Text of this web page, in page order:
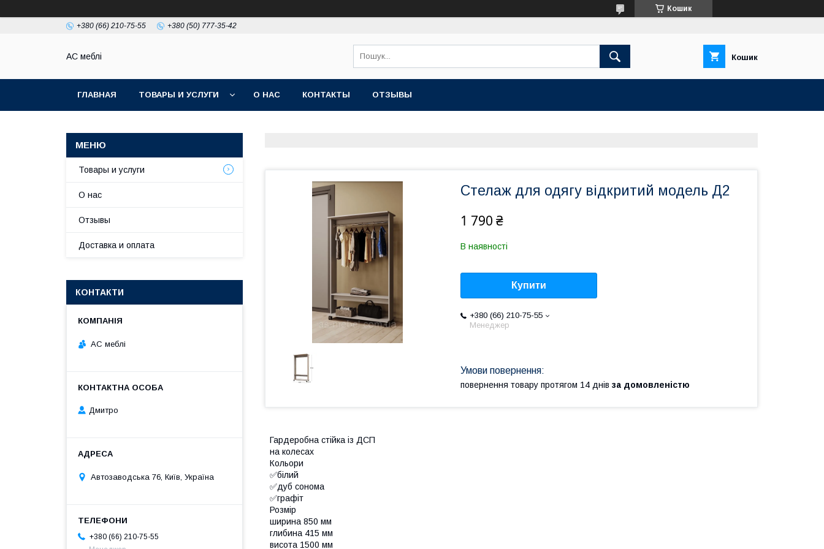
Кошик
+380 (66) 210-75-55 +380 (50) 777-35-42
АС меблі Кошик
ГЛАВНАЯ ТОВАРЫ И УСЛУГИ О НАС КОНТАКТЫ ОТЗЫВЫ
Стелаж для одягу відкритий модель Д2
1 790 ₴
В наявності
Купити
+380 (66) 210-75-55
Менеджер
повернення товару протягом 14 днів за домовленістю
Гардеробна стійка із ДСП
на колесах
Кольори
✅білий
✅дуб сонома
✅графіт
Розмір
ширина 850 мм
глибина 415 мм
висота 1500 мм
Товары и услуги
О нас
Отзывы
Доставка и оплата
КОНТАКТИ
АС меблі
Дмитро
Автозаводська 76, Київ, Україна
+380 (66) 210-75-55